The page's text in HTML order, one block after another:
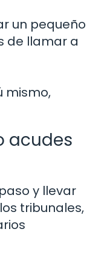
un pequeño
de llamar a
mismo,
acudes
y llevar
tribunales,